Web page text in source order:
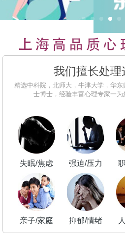
我们擅长处理
精选中科院，北师大，牛津大学，华
士博士，经验丰富心理专家一
失眠/焦虑 强迫/压力
亲子/家庭 抑郁/情绪